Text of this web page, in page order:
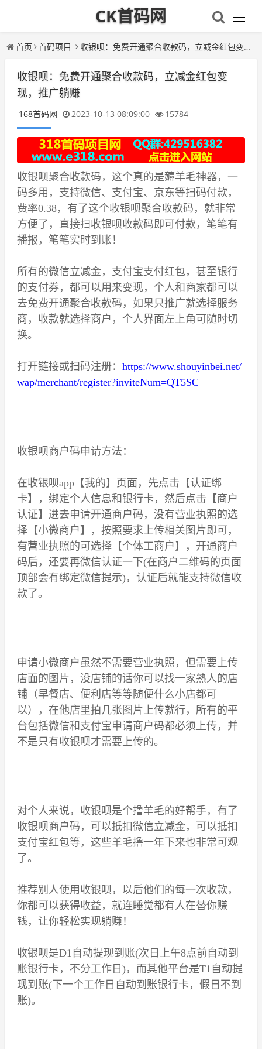
CK首码网
首页 首码项目 收银呗：免费开通聚合收款码，立减金红包变现，推广躺赚
收银呗：免费开通聚合收款码，立减金红包变
现，推广躺赚
168首码网 2023-10-13 08:09:00 15784
收银呗聚合收款码，这个真的是薅羊毛神器，一
码多用，支持微信、支付宝、京东等扫码付款，
费率0.38，有了这个收银呗聚合收款码，就非常
方便了，直接扫收银呗收款码即可付款，笔笔有
播报，笔笔实时到账！
所有的微信立减金，支付宝支付红包，甚至银行
的支付券，都可以用来变现，个人和商家都可以
去免费开通聚合收款码，如果只推广就选择服务
商，收款就选择商户，个人界面左上角可随时切
换。
打开链接或扫码注册： https://www.shouyinbei.net/
wap/merchant/register?inviteNum=QT5SC
收银呗商户码申请方法：
在收银呗app【我的】页面，先点击【认证绑
卡】，绑定个人信息和银行卡，然后点击【商户
认证】进去申请开通商户码，没有营业执照的选
择【小微商户】，按照要求上传相关图片即可，
有营业执照的可选择【个体工商户】，开通商户
码后，还要再微信认证一下(在商户二维码的页面
顶部会有绑定微信提示)，认证后就能支持微信收
款了。
申请小微商户虽然不需要营业执照，但需要上传
店面的图片，没店铺的话你可以找一家熟人的店
铺（早餐店、便利店等等随便什么小店都可
以），在他店里拍几张图片上传就行，所有的平
台包括微信和支付宝申请商户码都必须上传，并
不是只有收银呗才需要上传的。
对个人来说，收银呗是个撸羊毛的好帮手，有了
收银呗商户码，可以抵扣微信立减金，可以抵扣
支付宝红包等，这些羊毛撸一年下来也非常可观
了。
推荐别人使用收银呗，以后他们的每一次收款，
你都可以获得收益，就连睡觉都有人在替你赚
钱，让你轻松实现躺赚！
收银呗是D1自动提现到账(次日上午8点前自动到
账银行卡，不分工作日)，而其他平台是T1自动提
现到账(下一个工作日自动到账银行卡，假日不到
账)。